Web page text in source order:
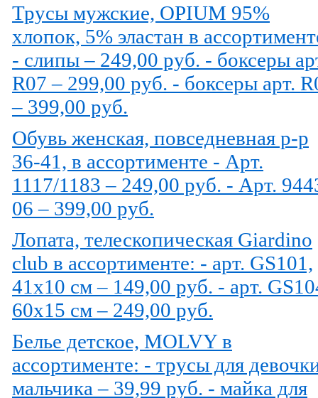
Трусы мужские, OPIUM 95%
хлопок, 5% эластан в
- слипы – 249,00 руб. - боксеры
R07 – 299,00 руб. - боксеры арт.
– 399,00 руб.
Обувь женская, повседневная р-р
36-41, в ассортименте - Арт.
1117/1183 – 249,00 руб. - Арт.
06 – 399,00 руб.
Лопата, телескопическая Giardino
club в ассортименте: - арт. GS101,
41х10 см – 149,00 руб. - арт.
60х15 см – 249,00 руб.
Белье детское, MOLVY в
ассортименте: - трусы для
мальчика – 39,99 руб. - майка для